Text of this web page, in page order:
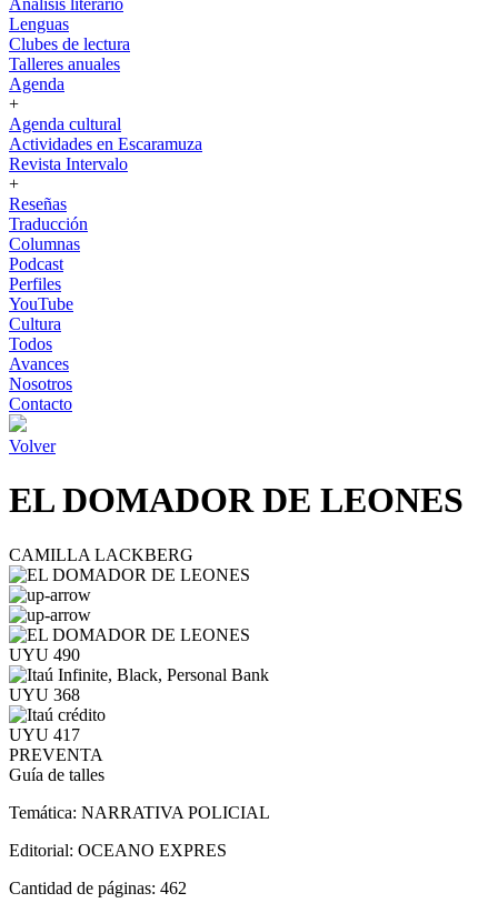
Análisis literario
Lenguas
Clubes de lectura
Talleres anuales
Agenda
+
Agenda cultural
Actividades en Escaramuza
Revista Intervalo
+
Reseñas
Traducción
Columnas
Podcast
Perfiles
YouTube
Cultura
Todos
Avances
Nosotros
Contacto
Volver
EL DOMADOR DE LEONES
CAMILLA LACKBERG
UYU 490
UYU 368
UYU 417
PREVENTA
Guía de talles
Temática: NARRATIVA POLICIAL
Editorial: OCEANO EXPRES
Cantidad de páginas: 462